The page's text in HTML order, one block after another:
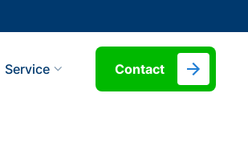
Service Contact